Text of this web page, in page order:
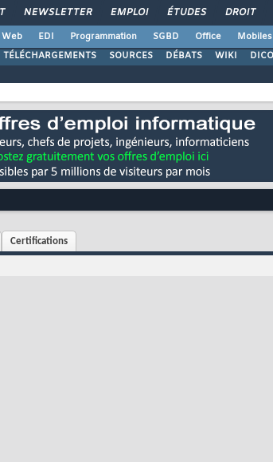
NEWSLETTER EMPLOI ÉTUDES DROIT
Web EDI Programmation SGBD Office Mobiles
TÉLÉCHARGEMENTS SOURCES DÉBATS WIKI DICO
Certifications